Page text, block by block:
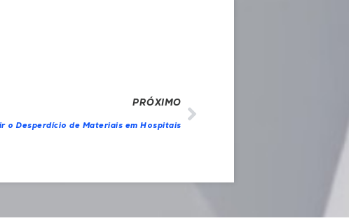
PRÓXIMO
o Desperdício de Materiais em Hospitais